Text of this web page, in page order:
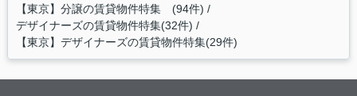
【東京】分譲の賃貸物件特集 (94件)
デザイナーズの賃貸物件特集(32件)
【東京】デザイナーズの賃貸物件特集(29件)